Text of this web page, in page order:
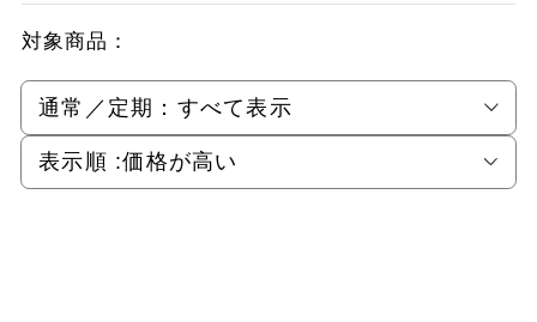
対象商品：
通常／定期： すべて表示
表示順 :価格が高い